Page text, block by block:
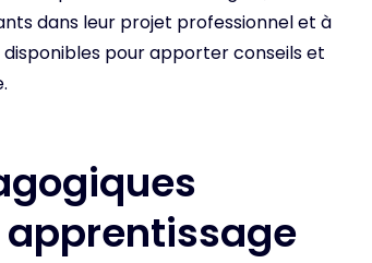
dans leur projet professionnel et à
pour apporter conseils et